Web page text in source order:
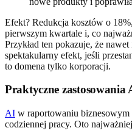
Efekt? Redukcja kosztów o
pierwszym kwartale i, co
Przykład ten pokazuje, że
spektakularny efekt, jeśli
to domena tylko korporacji.
Praktyczne
AI w raportowaniu biznesowym
codziennej pracy. Oto